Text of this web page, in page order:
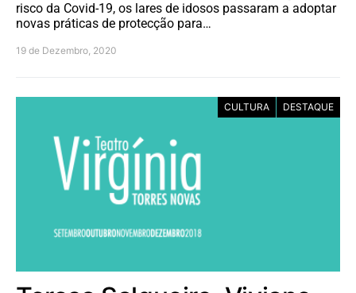
risco da Covid-19, os lares de idosos passaram a adoptar
novas práticas de protecção para…
19 de Dezembro, 2020
CULTURA DESTAQUE